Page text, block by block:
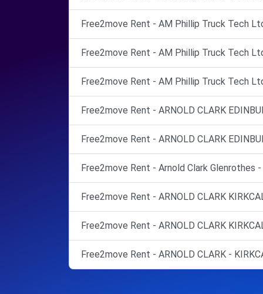
Free2move Rent - AM Phillip Truck Tech
Free2move Rent - AM Phillip Truck Tech
Free2move Rent - AM Phillip Truck Tech
Free2move Rent - ARNOLD CLARK
Free2move Rent - ARNOLD CLARK
Free2move Rent - Arnold Clark Glenrothes
Free2move Rent - ARNOLD CLARK
Free2move Rent - ARNOLD CLARK
Free2move Rent - ARNOLD CLARK -